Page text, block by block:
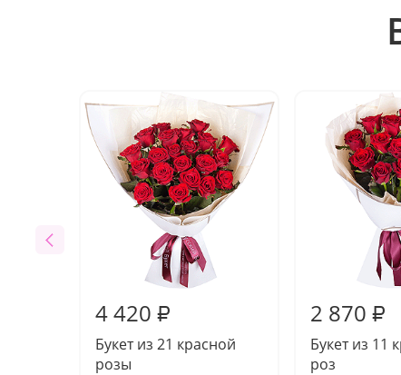
4 420 ₽
Букет из 21 красной
розы
2 870 ₽
Букет из 11
роз